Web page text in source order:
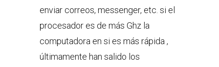
enviar correos, messenger, etc. si el
procesador es de más Ghz la
computadora en si es más rápida ,
últimamente han salido los